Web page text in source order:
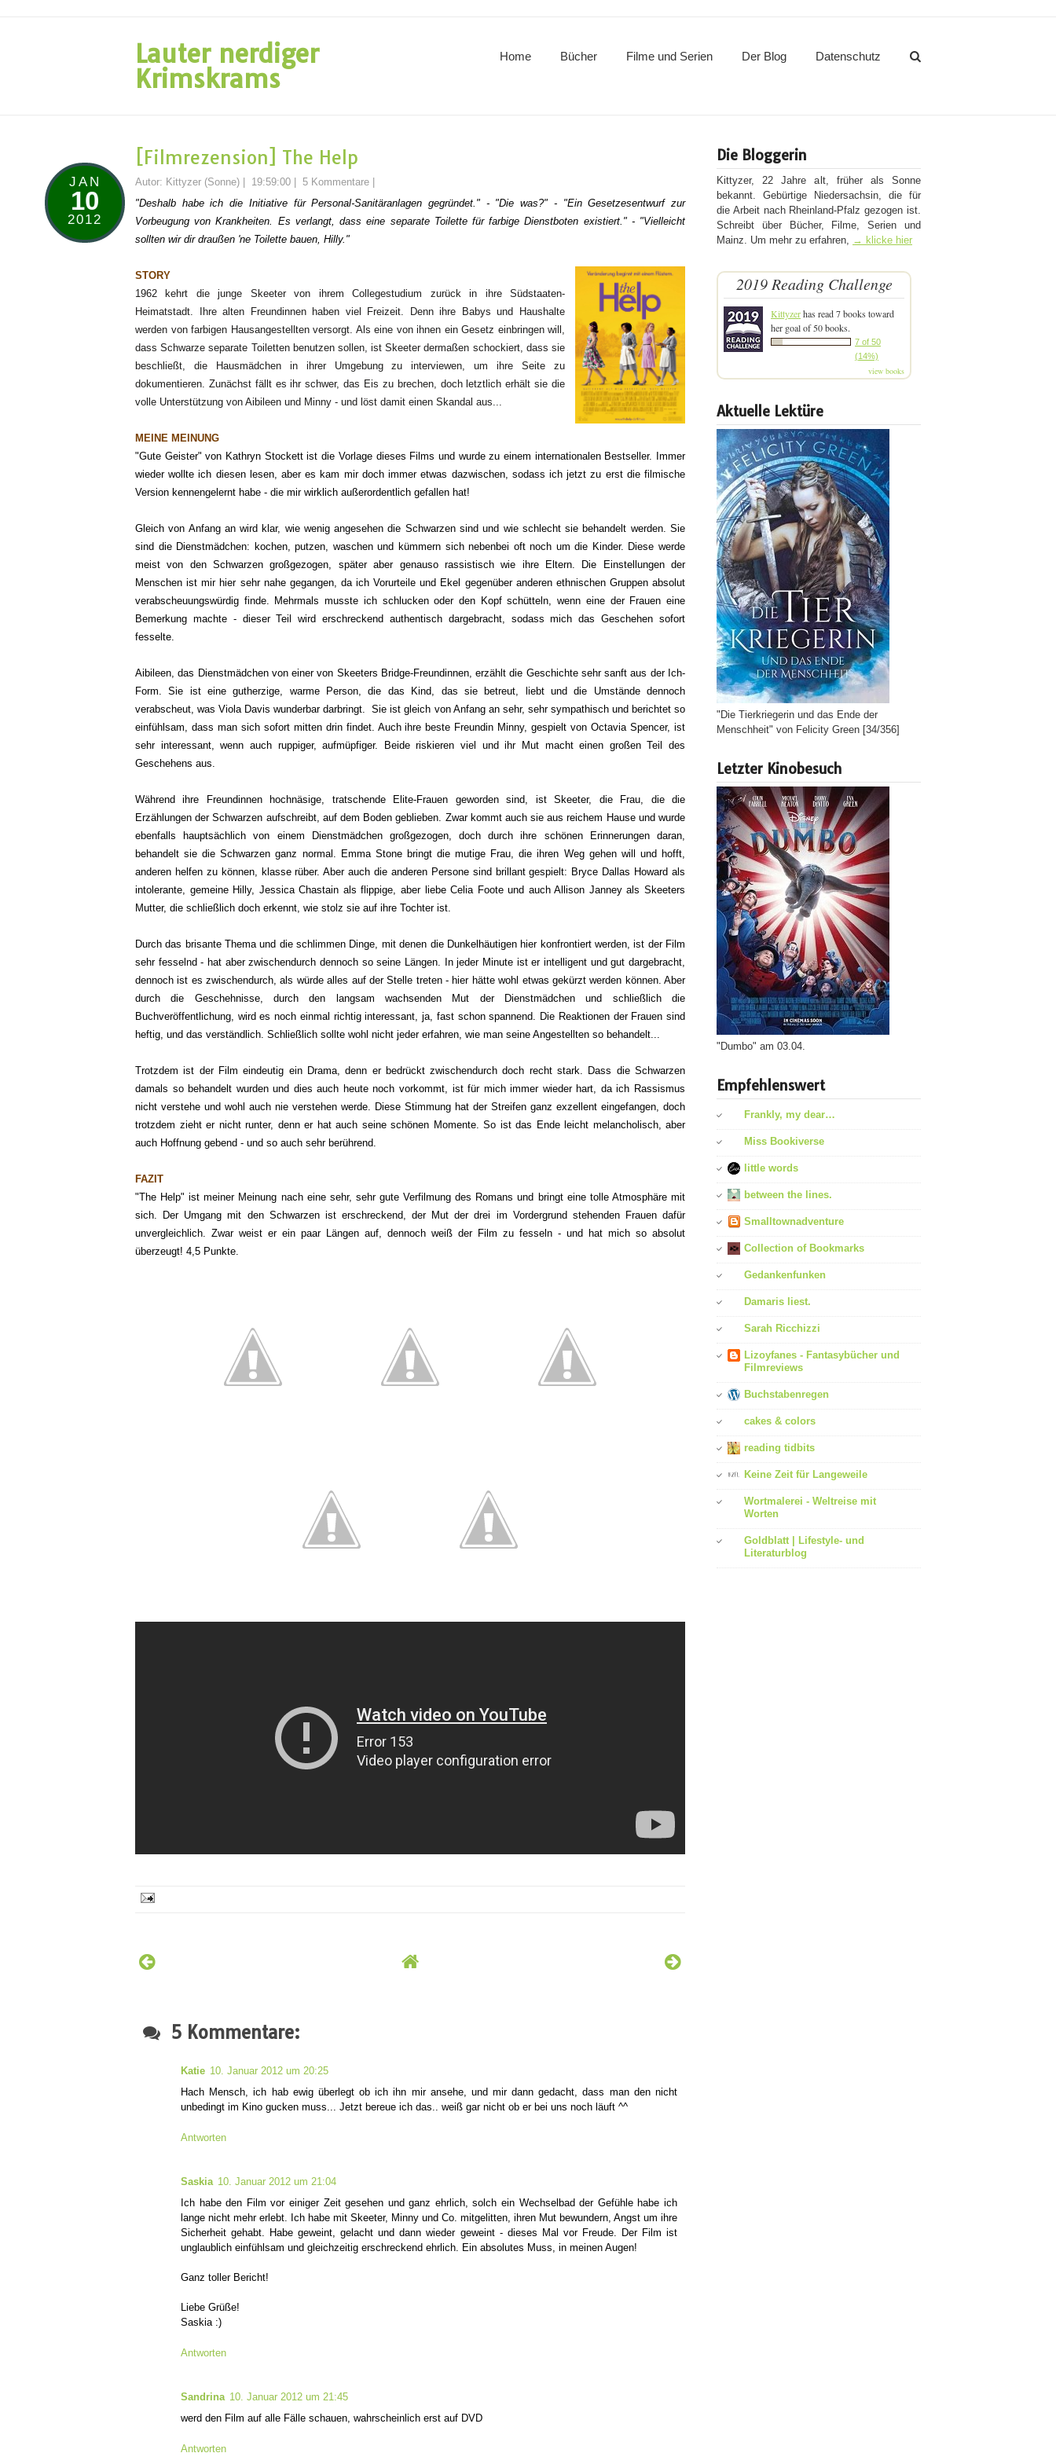
Lauter nerdiger
Krimskrams
Home Bücher Filme und Serien Der Blog Datenschutz
JAN
10
2012
[Filmrezension] The Help
Autor: Kittyzer (Sonne) 19:59:00 5 Kommentare
"Deshalb habe ich die Initiative für Personal-Sanitäranlagen gegründet." - "Die was?" - "Ein Gesetzesentwurf zur
Vorbeugung von Krankheiten. Es verlangt, dass eine separate Toilette für farbige Dienstboten existiert." - "Vielleicht
sollten wir dir draußen 'ne Toilette bauen, Hilly."
STORY
1962 kehrt die junge Skeeter von ihrem Collegestudium zurück in ihre Südstaaten-
Heimatstadt. Ihre alten Freundinnen haben viel Freizeit. Denn ihre Babys und Haushalte
werden von farbigen Hausangestellten versorgt. Als eine von ihnen ein Gesetz einbringen will,
dass Schwarze separate Toiletten benutzen sollen, ist Skeeter dermaßen schockiert, dass sie
beschließt, die Hausmädchen in ihrer Umgebung zu interviewen, um ihre Seite zu
dokumentieren. Zunächst fällt es ihr schwer, das Eis zu brechen, doch letztlich erhält sie die
volle Unterstützung von Aibileen und Minny - und löst damit einen Skandal aus...
MEINE MEINUNG
"Gute Geister" von Kathryn Stockett ist die Vorlage dieses Films und wurde zu einem internationalen Bestseller. Immer
wieder wollte ich diesen lesen, aber es kam mir doch immer etwas dazwischen, sodass ich jetzt zu erst die filmische
Version kennengelernt habe - die mir wirklich außerordentlich gefallen hat!
Gleich von Anfang an wird klar, wie wenig angesehen die Schwarzen sind und wie schlecht sie behandelt werden. Sie
sind die Dienstmädchen: kochen, putzen, waschen und kümmern sich nebenbei oft noch um die Kinder. Diese werde
meist von den Schwarzen großgezogen, später aber genauso rassistisch wie ihre Eltern. Die Einstellungen der
Menschen ist mir hier sehr nahe gegangen, da ich Vorurteile und Ekel gegenüber anderen ethnischen Gruppen absolut
verabscheuungswürdig finde. Mehrmals musste ich schlucken oder den Kopf schütteln, wenn eine der Frauen eine
Bemerkung machte - dieser Teil wird erschreckend authentisch dargebracht, sodass mich das Geschehen sofort
fesselte.
Aibileen, das Dienstmädchen von einer von Skeeters Bridge-Freundinnen, erzählt die Geschichte sehr sanft aus der Ich-
Form. Sie ist eine gutherzige, warme Person, die das Kind, das sie betreut, liebt und die Umstände dennoch
verabscheut, was Viola Davis wunderbar darbringt. Sie ist gleich von Anfang an sehr, sehr sympathisch und berichtet so
einfühlsam, dass man sich sofort mitten drin findet. Auch ihre beste Freundin Minny, gespielt von Octavia Spencer, ist
sehr interessant, wenn auch ruppiger, aufmüpfiger. Beide riskieren viel und ihr Mut macht einen großen Teil des
Geschehens aus.
Während ihre Freundinnen hochnäsige, tratschende Elite-Frauen geworden sind, ist Skeeter, die Frau, die die
Erzählungen der Schwarzen aufschreibt, auf dem Boden geblieben. Zwar kommt auch sie aus reichem Hause und wurde
ebenfalls hauptsächlich von einem Dienstmädchen großgezogen, doch durch ihre schönen Erinnerungen daran,
behandelt sie die Schwarzen ganz normal. Emma Stone bringt die mutige Frau, die ihren Weg gehen will und hofft,
anderen helfen zu können, klasse rüber. Aber auch die anderen Persone sind brillant gespielt: Bryce Dallas Howard als
intolerante, gemeine Hilly, Jessica Chastain als flippige, aber liebe Celia Foote und auch Allison Janney als Skeeters
Mutter, die schließlich doch erkennt, wie stolz sie auf ihre Tochter ist.
Durch das brisante Thema und die schlimmen Dinge, mit denen die Dunkelhäutigen hier konfrontiert werden, ist der Film
sehr fesselnd - hat aber zwischendurch dennoch so seine Längen. In jeder Minute ist er intelligent und gut dargebracht,
dennoch ist es zwischendurch, als würde alles auf der Stelle treten - hier hätte wohl etwas gekürzt werden können. Aber
durch die Geschehnisse, durch den langsam wachsenden Mut der Dienstmädchen und schließlich die
Buchveröffentlichung, wird es noch einmal richtig interessant, ja, fast schon spannend. Die Reaktionen der Frauen sind
heftig, und das verständlich. Schließlich sollte wohl nicht jeder erfahren, wie man seine Angestellten so behandelt...
Trotzdem ist der Film eindeutig ein Drama, denn er bedrückt zwischendurch doch recht stark. Dass die Schwarzen
damals so behandelt wurden und dies auch heute noch vorkommt, ist für mich immer wieder hart, da ich Rassismus
nicht verstehe und wohl auch nie verstehen werde. Diese Stimmung hat der Streifen ganz exzellent eingefangen, doch
trotzdem zieht er nicht runter, denn er hat auch seine schönen Momente. So ist das Ende leicht melancholisch, aber
auch Hoffnung gebend - und so auch sehr berührend.
FAZIT
"The Help" ist meiner Meinung nach eine sehr, sehr gute Verfilmung des Romans und bringt eine tolle Atmosphäre mit
sich. Der Umgang mit den Schwarzen ist erschreckend, der Mut der drei im Vordergrund stehenden Frauen dafür
unvergleichlich. Zwar weist er ein paar Längen auf, dennoch weiß der Film zu fesseln - und hat mich so absolut
überzeugt! 4,5 Punkte.
5 Kommentare:
Katie 10. Januar 2012 um 20:25
Hach Mensch, ich hab ewig überlegt ob ich ihn mir ansehe, und mir dann gedacht, dass man den nicht
unbedingt im Kino gucken muss... Jetzt bereue ich das.. weiß gar nicht ob er bei uns noch läuft ^^
Antworten
Saskia 10. Januar 2012 um 21:04
Ich habe den Film vor einiger Zeit gesehen und ganz ehrlich, solch ein Wechselbad der Gefühle habe ich
lange nicht mehr erlebt. Ich habe mit Skeeter, Minny und Co. mitgelitten, ihren Mut bewundern, Angst um ihre
Sicherheit gehabt. Habe geweint, gelacht und dann wieder geweint - dieses Mal vor Freude. Der Film ist
unglaublich einfühlsam und gleichzeitig erschreckend ehrlich. Ein absolutes Muss, in meinen Augen!
Ganz toller Bericht!
Liebe Grüße!
Saskia :)
Antworten
Sandrina 10. Januar 2012 um 21:45
werd den Film auf alle Fälle schauen, wahrscheinlich erst auf DVD
Antworten
Die Bloggerin
Kittyzer, 22 Jahre alt, früher als Sonne
bekannt. Gebürtige Niedersachsin, die für
die Arbeit nach Rheinland-Pfalz gezogen ist.
Schreibt über Bücher, Filme, Serien und
Mainz. Um mehr zu erfahren, → klicke hier
2019 Reading Challenge
Kittyzerhas read 7 books toward
her goal of 50 books.
7 of 50
(14%)
view books
Aktuelle Lektüre
"Die Tierkriegerin und das Ende der
Menschheit" von Felicity Green [34/356]
Letzter Kinobesuch
"Dumbo" am 03.04.
Empfehlenswert
Frankly, my dear…
Miss Bookiverse
little words
between the lines.
Smalltownadventure
Collection of Bookmarks
Gedankenfunken
Damaris liest.
Sarah Ricchizzi
Lizoyfanes - Fantasybücher und
Filmreviews
Buchstabenregen
cakes & colors
reading tidbits
Keine Zeit für Langeweile
Wortmalerei - Weltreise mit
Worten
Goldblatt | Lifestyle- und
Literaturblog